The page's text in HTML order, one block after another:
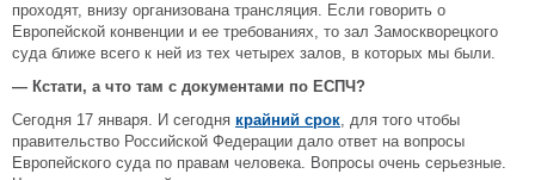
проходят, внизу организована трансляция. Если говорить о
Европейской конвенции и ее требованиях, то зал Замоскворецкого
суда ближе всего к ней из тех четырех залов, в которых мы были.
— Кстати, а что там с документами по ЕСПЧ?
Сегодня 17 января. И сегодня крайний срок, для того чтобы
правительство Российской Федерации дало ответ на вопросы
Европейского суда по правам человека. Вопросы очень серьезные.